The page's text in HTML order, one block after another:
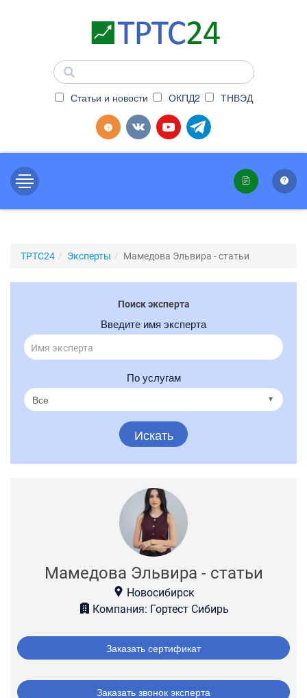
Статьи и новости ОКПД2 ТНВЭД
ТРТС24 Эксперты Мамедова Эльвира - статьи
Поиск эксперта
Введите имя эксперта
По услугам
Искать
Мамедова Эльвира - статьи
Новосибирск
Компания: Гортест Сибирь
Заказать сертификат
Заказать звонок эксперта